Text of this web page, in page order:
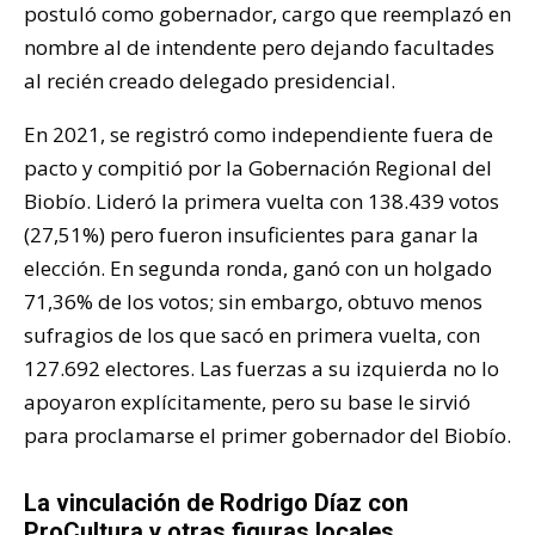
postuló como gobernador, cargo que reemplazó en
nombre al de intendente pero dejando facultades
al recién creado delegado presidencial.
En 2021, se registró como independiente fuera de
pacto y compitió por la Gobernación Regional del
Biobío. Lideró la primera vuelta con 138.439 votos
(27,51%) pero fueron insuficientes para ganar la
elección. En segunda ronda, ganó con un holgado
71,36% de los votos; sin embargo, obtuvo menos
sufragios de los que sacó en primera vuelta, con
127.692 electores. Las fuerzas a su izquierda no lo
apoyaron explícitamente, pero su base le sirvió
para proclamarse el primer gobernador del Biobío.
La vinculación de Rodrigo Díaz con